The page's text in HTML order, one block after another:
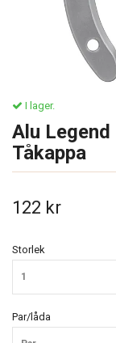
I lager.
Alu Legend
Tåkappa
122 kr
Storlek
1
Par/låda